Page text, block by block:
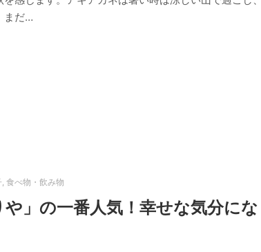
まだ…
, 食べ物・飲み物
」の一番人気！幸せな気分に